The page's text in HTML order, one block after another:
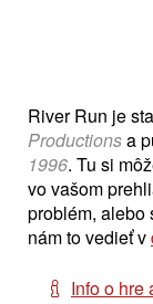
River Run je
Productionsa
1996. Tu si
vo vašom
problém, alebo
nám to vedieť v
Info o hre